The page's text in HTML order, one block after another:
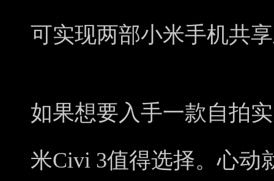
可实现两部小米手机共
如果想要入手一款自拍
米Civi 3值得选择。心动